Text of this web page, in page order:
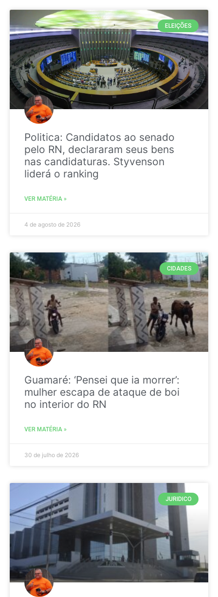
ELEIÇÕES
Politica: Candidatos ao senado
pelo RN, declararam seus bens
nas candidaturas. Styvenson
liderá o ranking
VER MATÉRIA »
4 de agosto de 2026
CIDADES
Guamaré: ‘Pensei que ia morrer’:
mulher escapa de ataque de boi
no interior do RN
VER MATÉRIA »
30 de julho de 2026
JURIDICO